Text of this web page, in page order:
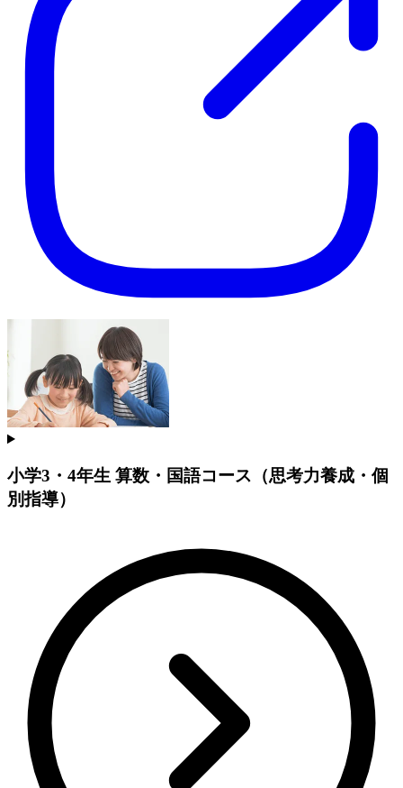
小学3・4年生 算数・国語コース（思考力養成・個
別指導）